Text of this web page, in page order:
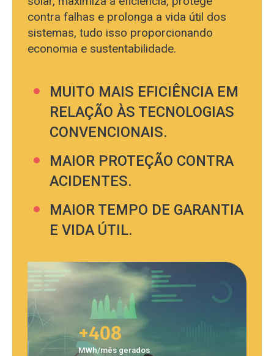
contra falhas e prolonga a vida útil dos
sistemas, tudo isso proporcionando
economia e sustentabilidade.
MUITO MAIS EFICIÊNCIA EM
RELAÇÃO ÀS TECNOLOGIAS
CONVENCIONAIS.
MAIOR PROTEÇÃO CONTRA
ACIDENTES.
MAIOR TEMPO DE GARANTIA
E VIDA ÚTIL.
+408
MWh/mês gerados